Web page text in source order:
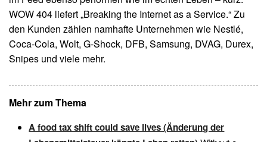
WOW 404 liefert „Breaking the Internet as a Service.“ Zu
den Kunden zählen namhafte Unternehmen wie Nestlé,
Coca-Cola, Wolt, G-Shock, DFB, Samsung, DVAG, Durex,
Snipes und viele mehr.
Mehr zum Thema
A food tax shift could save lives (Änderung der